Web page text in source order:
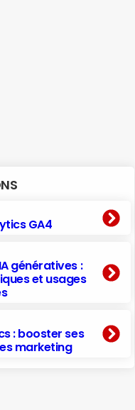
GA4
génératives :
et usages
: booster ses
marketing